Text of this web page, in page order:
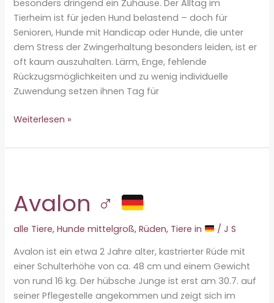
besonders dringend ein Zuhause. Der Alltag im
Tierheim ist für jeden Hund belastend – doch für
Senioren, Hunde mit Handicap oder Hunde, die unter
dem Stress der Zwingerhaltung besonders leiden, ist er
oft kaum auszuhalten. Lärm, Enge, fehlende
Rückzugsmöglichkeiten und zu wenig individuelle
Zuwendung setzen ihnen Tag für
Unsere
suchen
Weiterlesen »
Avalon ♂
alle Tiere,Hunde mittelgroß,Rüden, Tiere in /J S
Avalon ist ein etwa 2 Jahre alter, kastrierter Rüde mit
einer Schulterhöhe von ca. 48 cm und einem Gewicht
von rund 16 kg. Der hübsche Junge ist erst am 30.7. auf
seiner Pflegestelle angekommen und zeigt sich im